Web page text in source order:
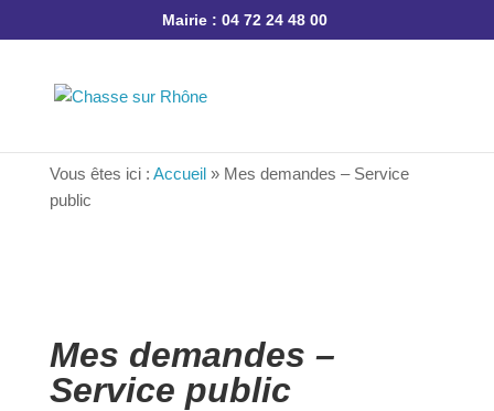
Mairie : 04 72 24 48 00
Vous êtes ici :Accueil»Mes demandes – Service
public
Mes demandes –
Service public